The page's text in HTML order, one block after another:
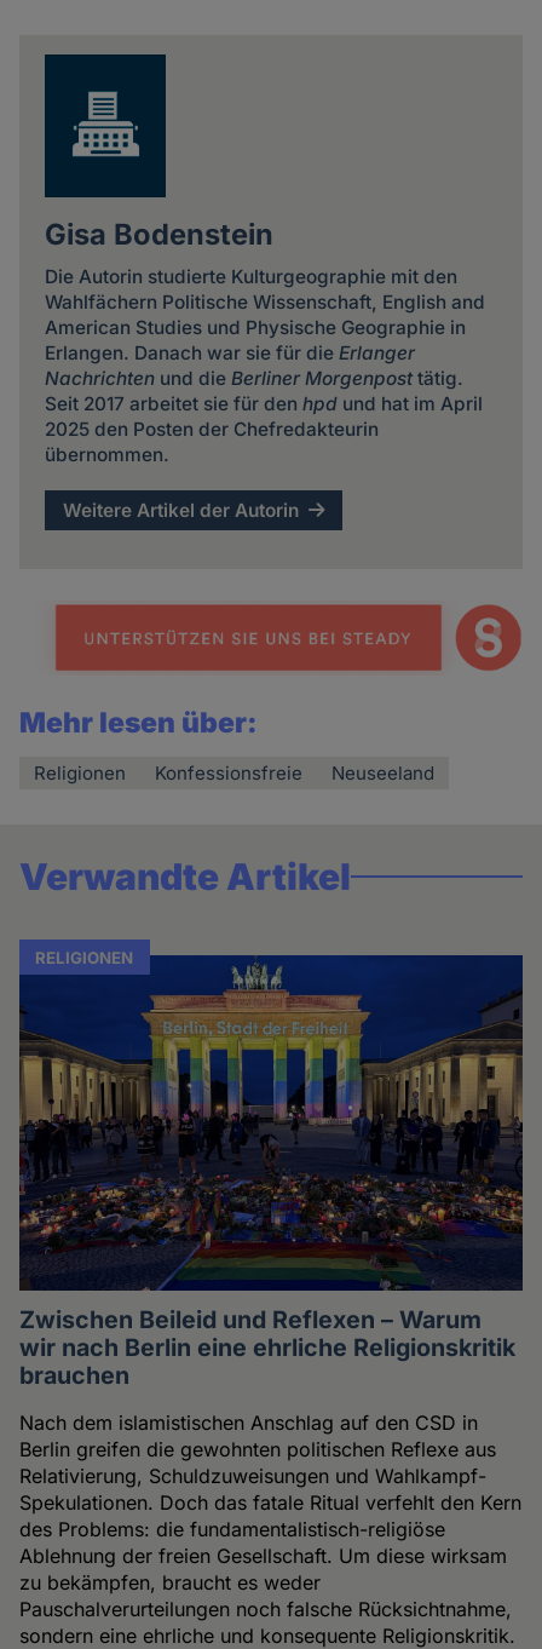
Gisa Bodenstein
Die Autorin studierte Kulturgeographie mit den
Wahlfächern Politische Wissenschaft, English and
American Studies und Physische Geographie in
Erlangen. Danach war sie für die Erlanger
Nachrichtenund die Berliner Morgenposttätig.
Seit 2017 arbeitet sie für den hpdund hat im April
2025 den Posten der Chefredakteurin
übernommen.
Weitere Artikel der Autorin
Mehr lesen über:
Religionen Konfessionsfreie Neuseeland
Verwandte Artikel
RELIGIONEN
Zwischen Beileid und Reflexen – Warum
wir nach Berlin eine ehrliche Religionskritik
brauchen
Nach dem islamistischen Anschlag auf den CSD in
Berlin greifen die gewohnten politischen Reflexe aus
Relativierung, Schuldzuweisungen und Wahlkampf-
Spekulationen. Doch das fatale Ritual verfehlt den Kern
des Problems: die fundamentalistisch-religiöse
Ablehnung der freien Gesellschaft. Um diese wirksam
zu bekämpfen, braucht es weder
Pauschalverurteilungen noch falsche Rücksichtnahme,
sondern eine ehrliche und konsequente Religionskritik.